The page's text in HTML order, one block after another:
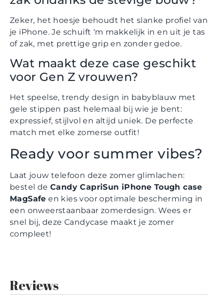
Zeker, het hoesje behoudt het slanke profiel van
je iPhone. Je schuift ‘m makkelijk in en uit je tas
of zak, met prettige grip en zonder gedoe.
Wat maakt deze case geschikt
voor Gen Z vrouwen?
Het speelse, trendy design in babyblauw met
gele stippen past helemaal bij wie je bent:
expressief, stijlvol en altijd uniek. De perfecte
match met elke zomerse outfit!
Ready voor summer vibes?
Laat jouw telefoon deze zomer glimlachen:
bestel deCandy CapriSun iPhone Tough case
MagSafe en kies voor optimale bescherming in
een onweerstaanbaar zomerdesign. Wees er
snel bij, deze Candycase maakt je zomer
compleet!
Reviews